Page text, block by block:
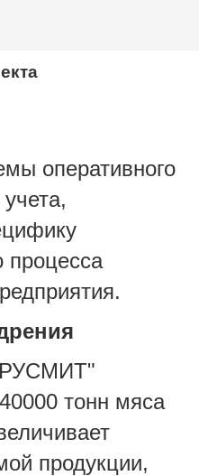
оперативного
процесса
тонн мяса
продукции,